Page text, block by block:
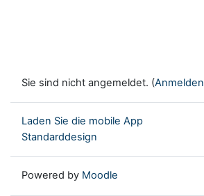
Sie sind nicht angemeldet. (Anmelden
Laden Sie die mobile App
Standarddesign
Powered by Moodle